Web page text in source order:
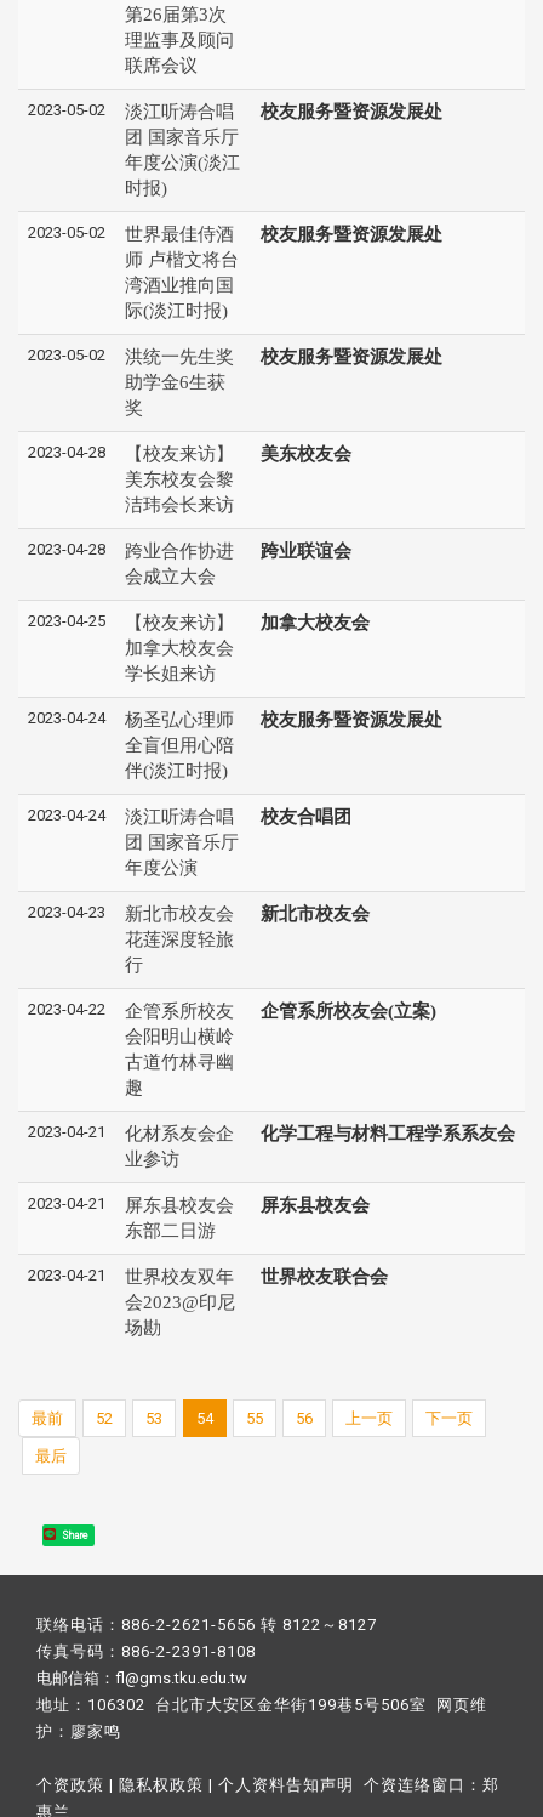
第26届第3次
理监事及顾问
联席会议
2023-05-02
淡江听涛合唱
团 国家音乐厅
年度公演(淡江
时报)
校友服务暨资源发展处
2023-05-02
世界最佳侍酒
师 卢楷文将台
湾酒业推向国
际(淡江时报)
校友服务暨资源发展处
2023-05-02
洪统一先生奖
助学金6生获
奖
校友服务暨资源发展处
2023-04-28
【校友来访】
美东校友会黎
洁玮会长来访
美东校友会
2023-04-28
跨业合作协进
会成立大会
跨业联谊会
2023-04-25
【校友来访】
加拿大校友会
学长姐来访
加拿大校友会
2023-04-24
杨圣弘心理师
全盲但用心陪
伴(淡江时报)
校友服务暨资源发展处
2023-04-24
淡江听涛合唱
团 国家音乐厅
年度公演
校友合唱团
2023-04-23
新北市校友会
花莲深度轻旅
行
新北市校友会
2023-04-22
企管系所校友
会阳明山横岭
古道竹林寻幽
趣
企管系所校友会(立案)
2023-04-21
化材系友会企
业参访
化学工程与材料工程学系系友会
2023-04-21
屏东县校友会
东部二日游
屏东县校友会
2023-04-21
世界校友双年
会2023@印尼
场勘
世界校友联合会
最前 52 53 54 55 56 上一页 下一页
最后
Share
联络电话：886-2-2621-5656 转 8122～8127
传真号码：886-2-2391-8108
电邮信箱：fl@gms.tku.edu.tw
地址：106302 台北市大安区金华街199巷5号506室 网页维
护： 廖家鸣​
个资政策 | 隐私权政策 | 个人资料告知声明 个资连络窗口： 郑
惠兰